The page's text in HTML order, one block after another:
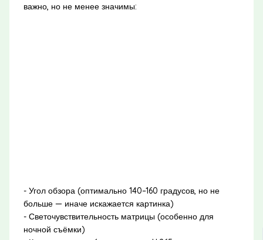
важно, но не менее значимы:
- Угол обзора (оптимально 140–160 градусов, но не
больше — иначе искажается картинка)
- Светочувствительность матрицы (особенно для
ночной съёмки)